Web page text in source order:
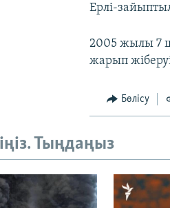
Ерлі-
2005 жылы 7
жарып
Бөлісу
Тыңдаңыз